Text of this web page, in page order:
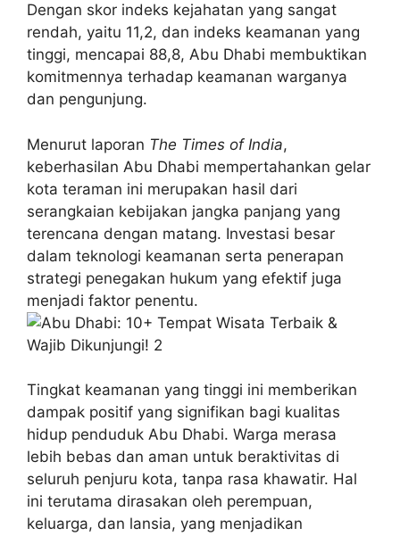
Dengan skor indeks kejahatan yang sangat
rendah, yaitu 11,2, dan indeks keamanan yang
tinggi, mencapai 88,8, Abu Dhabi membuktikan
komitmennya terhadap keamanan warganya
dan pengunjung.
Menurut laporan The Times of India,
keberhasilan Abu Dhabi mempertahankan gelar
kota teraman ini merupakan hasil dari
serangkaian kebijakan jangka panjang yang
terencana dengan matang. Investasi besar
dalam teknologi keamanan serta penerapan
strategi penegakan hukum yang efektif juga
menjadi faktor penentu.
Tingkat keamanan yang tinggi ini memberikan
dampak positif yang signifikan bagi kualitas
hidup penduduk Abu Dhabi. Warga merasa
lebih bebas dan aman untuk beraktivitas di
seluruh penjuru kota, tanpa rasa khawatir. Hal
ini terutama dirasakan oleh perempuan,
keluarga, dan lansia, yang menjadikan